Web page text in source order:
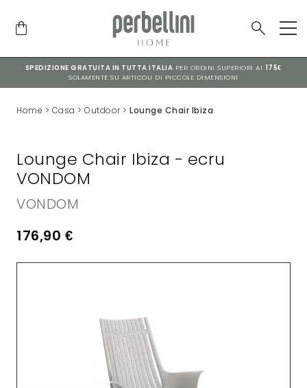
SPEDIZIONE GRATUITA IN TUTTA ITALIA PER ORDINI SUPERIORI AI 175€
SOLAMENTE SU ARTICOLI DI PICCOLE DIMENSIONI
Home > Casa > Outdoor > Lounge Chair Ibiza
Lounge Chair Ibiza - ecru
VONDOM
VONDOM
176,90 €